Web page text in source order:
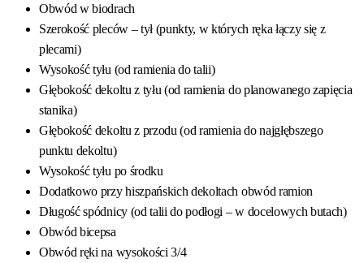
Obwód w biodrach
Szerokość pleców – tył(punkty, w których ręka łączy się z
plecami)
Wysokość tyłu (od ramienia do talii)
Głębokość dekoltu z tyłu (od ramienia do planowanego zapięcia
stanika)
Głębokość dekoltu z przodu (od ramienia do najgłębszego
punktu dekoltu)
Wysokość tyłu po środku
Dodatkowo przy hiszpańskich dekoltach obwód ramion
Długość spódnicy(od talii do podłogi – w docelowych butach)
Obwód bicepsa
Obwód ręki na wysokości 3/4